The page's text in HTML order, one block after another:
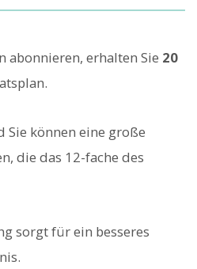
abonnieren, erhalten Sie 20
Sie können eine große
die das 12-fache des
sorgt für ein besseres